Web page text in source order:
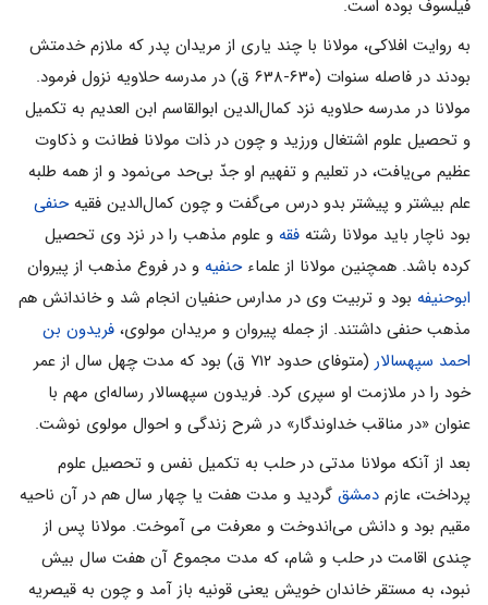
فیلسوف بوده است.
به روایت افلاکی، مولانا با چند یاری از مریدان پدر که ملازم خدمتش
بودند در فاصله سنوات (۶۳۰-۶۳۸ ق) در مدرسه حلاویه نزول فرمود.
مولانا در مدرسه حلاویه نزد کمال‌الدین ابو‌القاسم ابن العدیم به تکمیل
و تحصیل علوم اشتغال ورزید و چون در ذات مولانا فطانت و ذکاوت
عظیم می‌یافت، در تعلیم و تفهیم او جدّ بی‌حد می‌نمود و از همه طلبه
علم بیشتر و پیشتر بدو درس می‌گفت و چون کمال‌الدین فقیهحنفی
بود ناچار باید مولانا رشته فقه و علوم مذهب را در نزد وی تحصیل
کرده باشد. همچنین مولانا از علماءحنفیه و در فروع مذهب از پیروان
ابوحنیفه بود و تربیت وی در مدارس حنفیان انجام شد و خاندانش هم
مذهب حنفی داشتند. از جمله پیروان و مریدان مولوی، فریدون بن
احمد سپهسالار
(متوفای حدود ۷۱۲ ق) بود که مدت چهل سال از عمر
خود را در ملازمت او سپرى کرد. فريدون سپهسالار رساله‌ای مهم با
عنوان «در مناقب خداوندگار» در شرح زندگى و احوال مولوى نوشت.
بعد از آنکه مولانا مدتی در حلب به تکمیل نفس و تحصیل علوم
پرداخت، عازم دمشق گردید و مدت هفت یا چهار سال هم در آن ناحیه
مقیم بود و دانش می‌اندوخت و معرفت می‌ آموخت. مولانا پس از
چندی اقامت در حلب و شام، که مدت مجموع آن هفت سال بیش
نبود، به مستقر خاندان خویش یعنی قونیه باز آمد و چون به قیصریه